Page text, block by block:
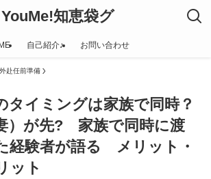
YouMe!知恵袋グ
自己紹介♪ お問い合わせ
赴任前準備
タイミングは家族で同時？
）が先? 家族で同時に渡
経験者が語る メリット・
ット